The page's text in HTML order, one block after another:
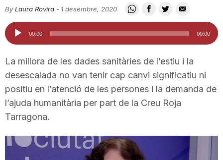
i
t
a
t
By Laura Rovira - 1 desembre, 2020
Reproductor
d'àudio
00:00 00:00
La millora de les dades sanitàries de l’estiu i la
desescalada no van tenir cap canvi significatiu ni
positiu en l’atenció de les persones i la demanda de
l’ajuda humanitària per part de la Creu Roja
Tarragona.